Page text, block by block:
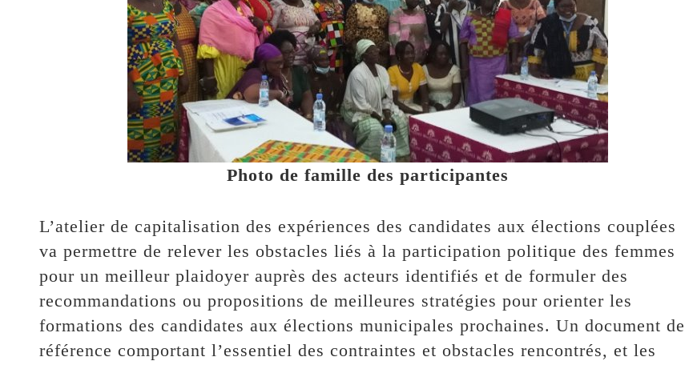
Photo de famille des participantes
L’atelier de capitalisation des expériences des candidates aux élections couplées
va permettre de relever les obstacles liés à la participation politique des femmes
pour un meilleur plaidoyer auprès des acteurs identifiés et de formuler des
recommandations ou propositions de meilleures stratégies pour orienter les
formations des candidates aux élections municipales prochaines. Un document de
référence comportant l’essentiel des contraintes et obstacles rencontrés, et les